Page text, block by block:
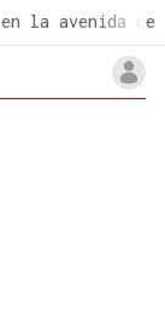
en la avenida de